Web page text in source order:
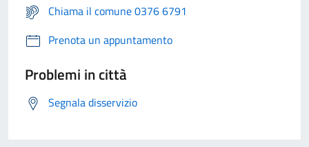
Chiama il comune 0376 6791
Prenota un appuntamento
Problemi in città
Segnala disservizio